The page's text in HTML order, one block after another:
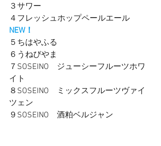
３サワー
４フレッシュホップペールエール
NEW！
５ちはやふる
６うねびやま
７SOSEINO　ジューシーフルーツホワ
イト
８SOSEINO　ミックスフルーツヴァイ
ツェン
９SOSEINO　酒粕ベルジャン